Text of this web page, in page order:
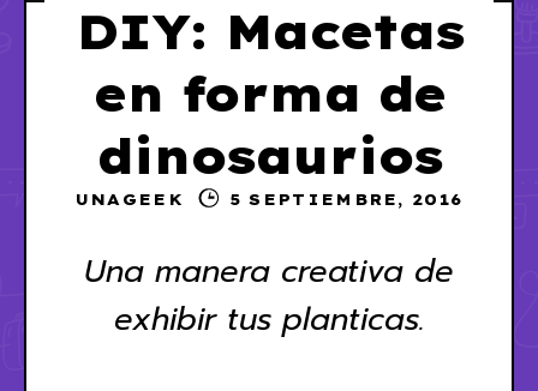
DIY: Macetas
en forma de
dinosaurios
UNAGEEK 5 SEPTIEMBRE, 2016
Una manera creativa de
exhibir tus planticas.